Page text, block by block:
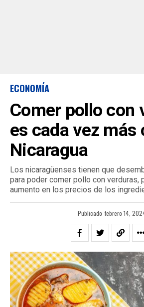
ECONOMÍA
Comer pollo con
es cada vez más
Nicaragua
Los nicaragüenses tienen que
para poder comer pollo con verduras,
aumento en los precios de los
Publicado febrero 14,